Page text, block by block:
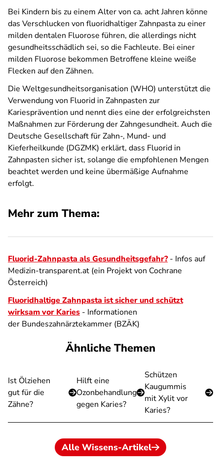
Bei Kindern bis zu einem Alter von ca. acht Jahren könne
das Verschlucken von fluoridhaltiger Zahnpasta zu einer
milden dentalen Fluorose führen, die allerdings nicht
gesundheitsschädlich sei, so die Fachleute. Bei einer
milden Fluorose bekommen Betroffene kleine weiße
Flecken auf den Zähnen.
Die Weltgesundheitsorganisation (WHO) unterstützt die
Verwendung von Fluorid in Zahnpasten zur
Kariesprävention und nennt dies eine der erfolgreichsten
Maßnahmen zur Förderung der Zahngesundheit. Auch die
Deutsche Gesellschaft für Zahn-, Mund- und
Kieferheilkunde (DGZMK) erklärt, dass Fluorid in
Zahnpasten sicher ist, solange die empfohlenen Mengen
beachtet werden und keine übermäßige Aufnahme
erfolgt.
Mehr zum Thema:
Fluorid-Zahnpasta als Gesundheitsgefahr?- Infos auf
Medizin-transparent.at (ein Projekt von Cochrane
Österreich)
Fluoridhaltige Zahnpasta ist sicher und schützt
wirksam vor Karies - Informationen
der Bundeszahnärztekammer (BZÄK)
Ähnliche Themen
Ist Ölziehen
gut für die
Zähne?
Hilft eine
Ozonbehandlung
gegen Karies?
Schützen
Kaugummis
mit Xylit vor
Karies?
Alle Wissens-Artikel